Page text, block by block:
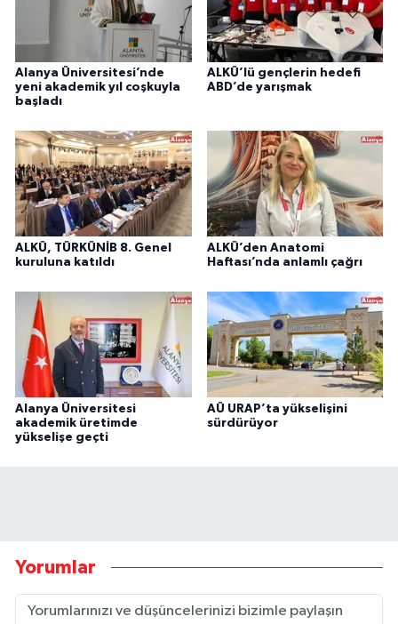
Alanya Üniversitesi’nde
yeni akademik yıl coşkuyla
başladı
ALKÜ’lü gençlerin hedefi
ABD’de yarışmak
ALKÜ, TÜRKÜNİB 8. Genel
kuruluna katıldı
ALKÜ’den Anatomi
Haftası’nda anlamlı çağrı
Alanya Üniversitesi
akademik üretimde
yükselişe geçti
AÜ URAP’ta yükselişini
sürdürüyor
Yorumlar